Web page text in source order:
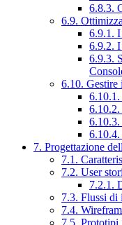
6.8.3.
6.9.
6.9.1.
6.9.2.
6.9.3.
6.10. Gestire
6.10.1.
7. Progettazione
7.1.
7.2. User
7.2.1.
7.3. Flussi di
7.4.
7.5. Prototipi